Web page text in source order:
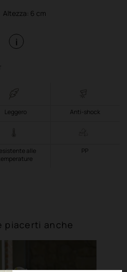
Altezza: 6 cm
i
Leggero Anti-shock
alle
PP
piacerti anche